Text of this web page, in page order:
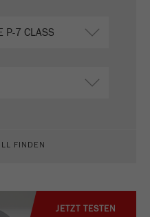
ersten Besuchs des
FINDEN
JETZT TESTEN